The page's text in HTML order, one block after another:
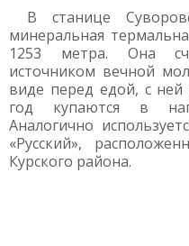
В станице
минеральная
1253 метра. Она
источником вечной
виде перед едой, с
год купаются в
Аналогично
«Русский»,
Курского района.